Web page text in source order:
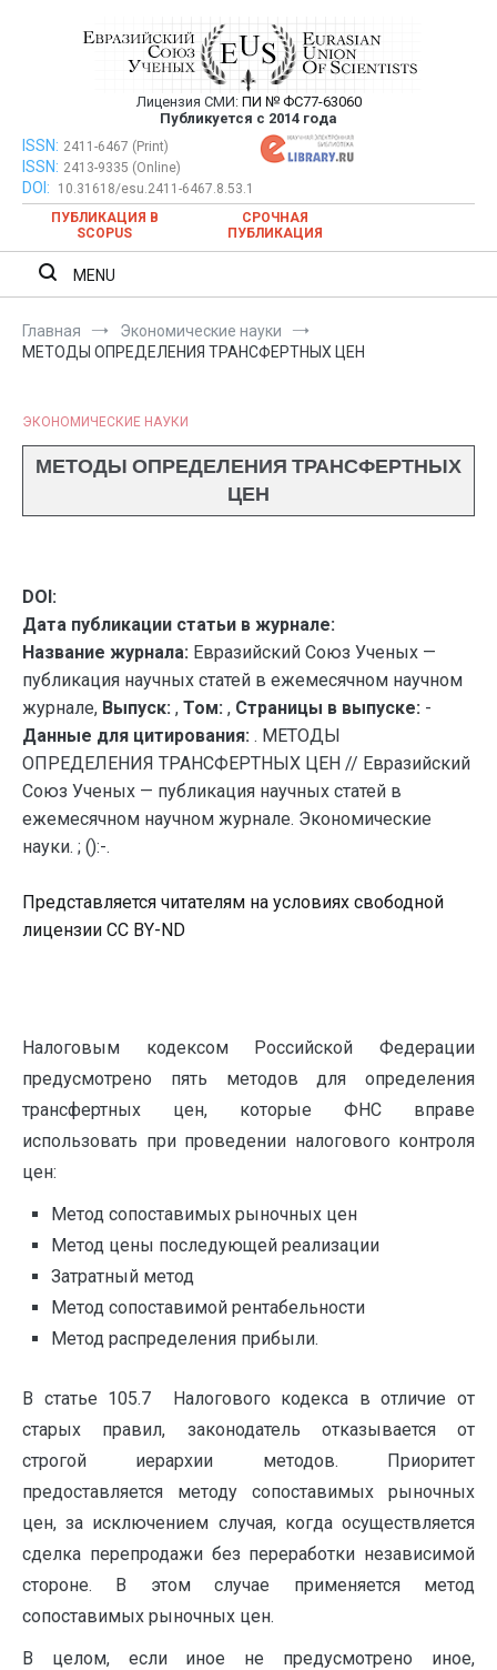
Евразийский Союз Ученых —
публикация научных статей в
ежемесячном научном журнале
Лицензия СМИ: ПИ № ФС77-63060
Публикуется с 2014 года
Евразийский Союз Ученых — публикация научных статей в
ежемесячном научном журнале
ISSN: 2411-6467 (Print)
ISSN: 2413-9335 (Online)
DOI:
10.31618/esu.2411-6467.8.53.1
ПУБЛИКАЦИЯ В
SCOPUS
СРОЧНАЯ
ПУБЛИКАЦИЯ
MENU
Главная
Экономические науки
МЕТОДЫ ОПРЕДЕЛЕНИЯ ТРАНСФЕРТНЫХ ЦЕН
ЭКОНОМИЧЕСКИЕ НАУКИ
МЕТОДЫ ОПРЕДЕЛЕНИЯ ТРАНСФЕРТНЫХ
ЦЕН
DOI:
Дата публикации статьи в журнале:
Название журнала: Евразийский Союз Ученых —
публикация научных статей в ежемесячном научном
журнале, Выпуск: , Том: , Страницы в выпуске: -
Данные для цитирования: . МЕТОДЫ
ОПРЕДЕЛЕНИЯ ТРАНСФЕРТНЫХ ЦЕН // Евразийский
Союз Ученых — публикация научных статей в
ежемесячном научном журнале. Экономические
науки. ; ():-.
Представляется читателям на условиях свободной
лицензии CC BY-ND
Налоговым кодексом Российской Федерации
предусмотрено пять методов для определения
трансфертных цен, которые ФНС вправе
использовать при проведении налогового контроля
цен:
Метод сопоставимых рыночных цен
Метод цены последующей реализации
Затратный метод
Метод сопоставимой рентабельности
Метод распределения прибыли.
В статье 105.7 Налогового кодекса в отличие от
старых правил, законодатель отказывается от
строгой иерархии методов. Приоритет
предоставляется методу сопоставимых рыночных
цен, за исключением случая, когда осуществляется
сделка перепродажи без переработки независимой
стороне. В этом случае применяется метод
сопоставимых рыночных цен.
В целом, если иное не предусмотрено иное,